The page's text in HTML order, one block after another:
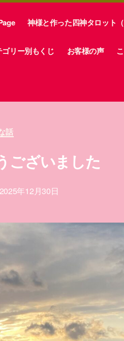
神様と作った四神タロット
リー別もくじ お客様の声
話
ございました
2025年12月30日